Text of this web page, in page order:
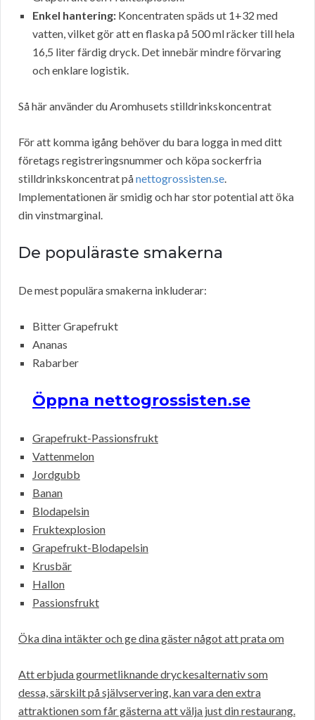
Enkel hantering: Koncentraten späds ut 1+32 med
vatten, vilket gör att en flaska på 500 ml räcker till hela
16,5 liter färdig dryck. Det innebär mindre förvaring
och enklare logistik.
Så här använder du Aromhusets stilldrinkskoncentrat
För att komma igång behöver du bara logga in med ditt
företags registreringsnummer och köpa sockerfria
stilldrinkskoncentrat pånettogrossisten.se.
Implementationen är smidig och har stor potential att öka
din vinstmarginal.
De populäraste smakerna
De mest populära smakerna inkluderar:
Bitter Grapefrukt
Ananas
Rabarber
Öppna nettogrossisten.se
Grapefrukt-Passionsfrukt
Vattenmelon
Jordgubb
Banan
Blodapelsin
Fruktexplosion
Grapefrukt-Blodapelsin
Krusbär
Hallon
Passionsfrukt
Öka dina intäkter och ge dina gäster något att prata om
Att erbjuda gourmetliknande dryckesalternativ som
dessa, särskilt på självservering, kan vara den extra
attraktionen som får gästerna att välja just din restaurang.